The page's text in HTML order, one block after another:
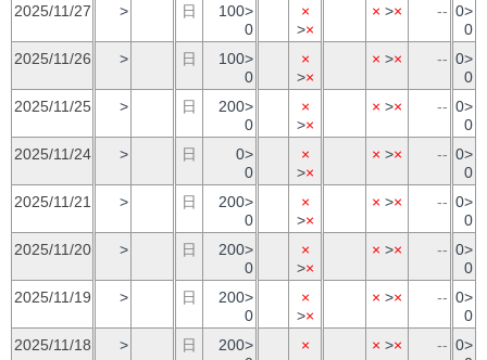
2025/11/27
> 日
100>
0
×
>×
× >× -- 0>
0
2025/11/26
> 日
100>
0
×
>×
× >× -- 0>
0
2025/11/25
> 日
200>
0
×
>×
× >× -- 0>
0
2025/11/24
> 日
0>
0
×
>×
× >× -- 0>
0
2025/11/21
> 日
200>
0
×
>×
× >× -- 0>
0
2025/11/20
> 日
200>
0
×
>×
× >× -- 0>
0
2025/11/19
> 日
200>
0
×
>×
× >× -- 0>
0
2025/11/18
> 日
200>
×
× >× -- 0>